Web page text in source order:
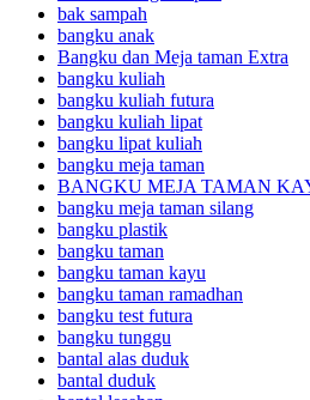
bak sampah
bangku anak
Bangku dan Meja taman Extra
bangku kuliah
bangku kuliah futura
bangku kuliah lipat
bangku lipat kuliah
bangku meja taman
BANGKU MEJA TAMAN
bangku meja taman silang
bangku plastik
bangku taman
bangku taman kayu
bangku taman ramadhan
bangku test futura
bangku tunggu
bantal alas duduk
bantal duduk